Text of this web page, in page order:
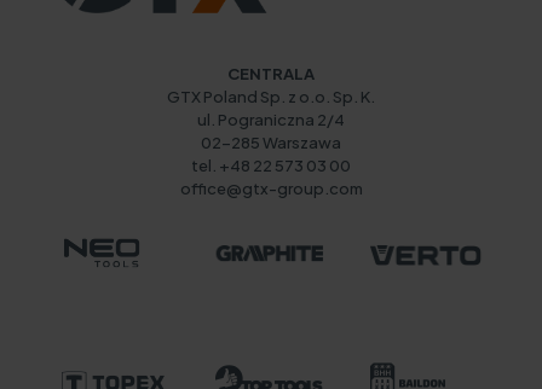
CENTRALA
GTX Poland Sp. z o.o. Sp. K.
ul. Pograniczna 2/4
02-285 Warszawa
tel. +48 22 573 03 00
office@gtx-group.com